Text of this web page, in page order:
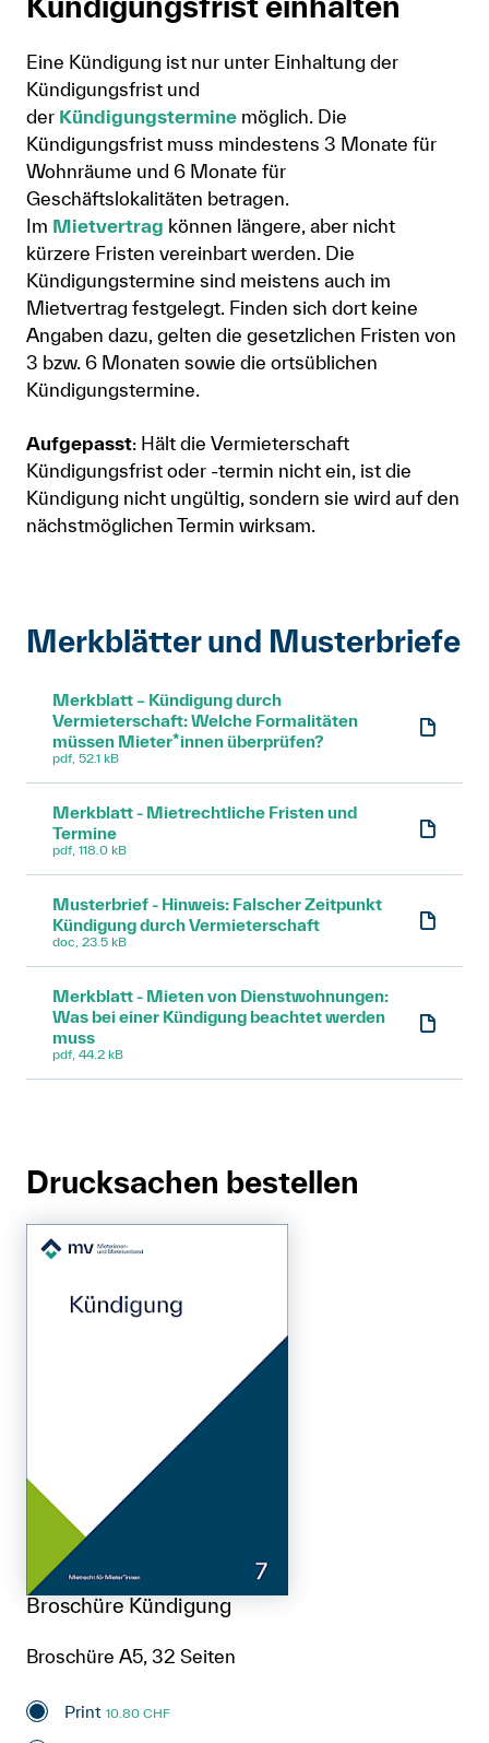
Eine Kündigung ist nur unter Einhaltung der
Kündigungsfrist und
der Kündigungstermine möglich. Die
Kündigungsfrist muss mindestens 3 Monate für
Wohnräume und 6 Monate für
Geschäftslokalitäten betragen.
Im Mietvertrag können längere, aber nicht
kürzere Fristen vereinbart werden. Die
Kündigungstermine sind meistens auch im
Mietvertrag festgelegt. Finden sich dort keine
Angaben dazu, gelten die gesetzlichen Fristen von
3 bzw. 6 Monaten sowie die ortsüblichen
Kündigungstermine.
Aufgepasst: Hält die Vermieterschaft
Kündigungsfrist oder -termin nicht ein, ist die
Kündigung nicht ungültig, sondern sie wird auf den
nächstmöglichen Termin wirksam.
Merkblätter und Musterbriefe
Merkblatt – Kündigung durch
Vermieterschaft: Welche Formalitäten
müssen Mieter*innen überprüfen?
pdf, 52.1 kB
Merkblatt - Mietrechtliche Fristen und
Termine
pdf, 118.0 kB
Musterbrief - Hinweis: Falscher Zeitpunkt
Kündigung durch Vermieterschaft
doc, 23.5 kB
Merkblatt - Mieten von Dienstwohnungen:
Was bei einer Kündigung beachtet werden
muss
pdf, 44.2 kB
Drucksachen bestellen
Broschüre Kündigung
Broschüre A5, 32 Seiten
Print 10.80 CHF